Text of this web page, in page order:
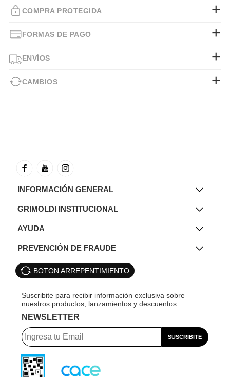
COMPRA PROTEGIDA
FORMAS DE PAGO
ENVÍOS
CAMBIOS
INFORMACIÓN GENERAL
GRIMOLDI INSTITUCIONAL
AYUDA
PREVENCIÓN DE FRAUDE
BOTON ARREPENTIMIENTO
NEWSLETTER